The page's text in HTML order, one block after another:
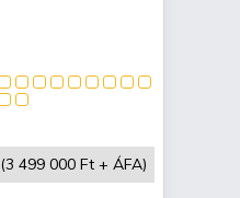
(3 499 000 Ft + ÁFA)